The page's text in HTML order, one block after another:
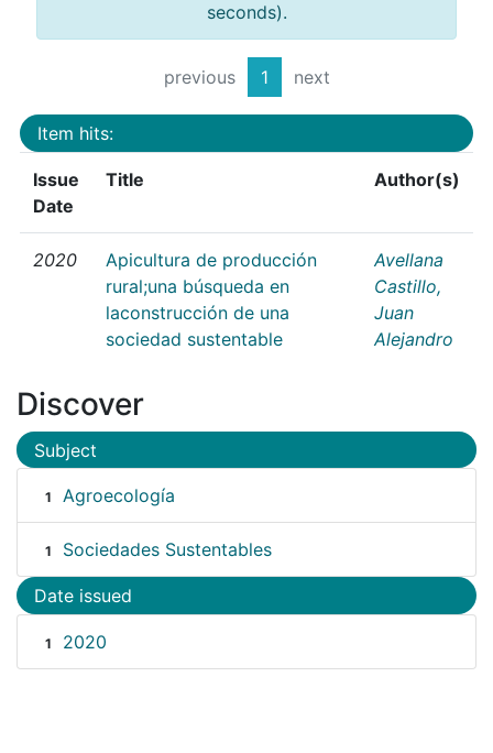
seconds).
previous 1 next
Item hits:
Issue
Date
Title Author(s)
2020
Apicultura de producción
rural;una búsqueda en
laconstrucción de una
sociedad sustentable
Avellana
Castillo,
Juan
Alejandro
Discover
Subject
1 Agroecología
1 Sociedades Sustentables
Date issued
1 2020